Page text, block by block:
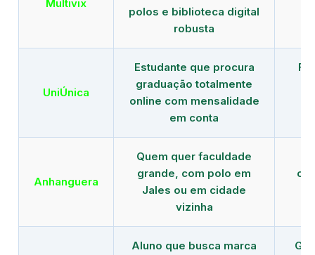
Multivix
polos e biblioteca digital
robusta
UniÚnica
Estudante que procura
graduação totalmente
online com mensalidade
em conta
Anhanguera
Quem quer faculdade
grande, com polo em
Jales ou em cidade
vizinha
Aluno que busca marca